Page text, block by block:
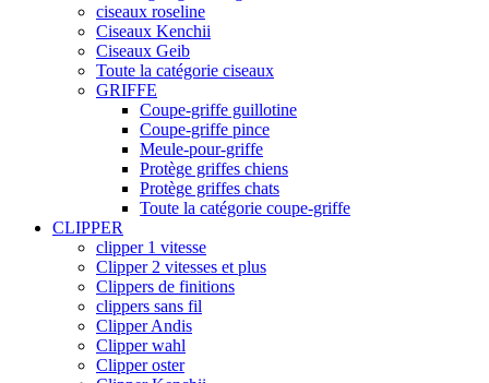
ciseaux roseline
Ciseaux Kenchii
Ciseaux Geib
Toute la catégorie ciseaux
GRIFFE
Coupe-griffe guillotine
Coupe-griffe pince
Meule-pour-griffe
Protège griffes chiens
Protège griffes chats
Toute la catégorie coupe-griffe
CLIPPER
clipper 1 vitesse
Clipper 2 vitesses et plus
Clippers de finitions
clippers sans fil
Clipper Andis
Clipper wahl
Clipper oster